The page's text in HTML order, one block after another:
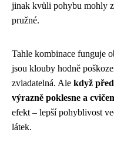
jinak kvůli pohybu mohly
pružné.
Tahle kombinace funguje
jsou klouby hodně
zvladatelná. Ale když
výrazně poklesne a
efekt – lepší pohyblivost
látek.